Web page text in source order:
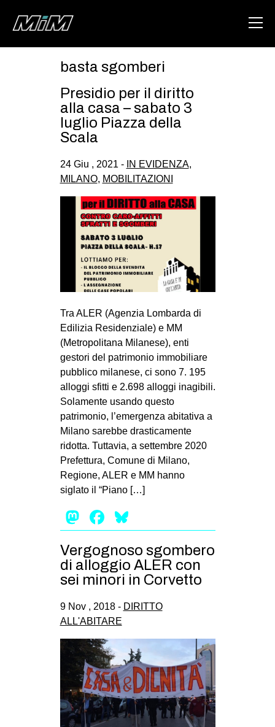
ABOUT
GAZA FREESTYLE
CSOA LAMBRETTA
MSM
STUDENTI TSUNAMI
MILANO
SPAZI
SPORT POPOLARE
MOVIMENTI
AMBIENTE
ANTIFASCISMO
DIRITTO ALL’ABITARE
GENERI
MIGRAZIONI
PRECARIATO
REPRESSIONE
CULTURE
ARTE
CINEMA
MANIFESTI
RECENSIONI
INTERNAZIONALE
AFRICA
basta sgomberi
Presidio per il diritto
alla casa – sabato 3
luglio Piazza della
Scala
24 Giu , 2021 - IN EVIDENZA,
MILANO, MOBILITAZIONI
Tra ALER (Agenzia Lombarda di
Edilizia Residenziale) e MM
(Metropolitana Milanese), enti
gestori del patrimonio immobiliare
pubblico milanese, ci sono 7. 195
alloggi sfitti e 2.698 alloggi inagibili.
Solamente usando questo
patrimonio, l’emergenza abitativa a
Milano sarebbe drasticamente
ridotta. Tuttavia, a settembre 2020
Prefettura, Comune di Milano,
Regione, ALER e MM hanno
siglato il “Piano […]
Mastodon
Facebook
Vergognoso sgombero
di alloggio ALER con
sei minori in Corvetto
9 Nov , 2018 - DIRITTO
ALL'ABITARE